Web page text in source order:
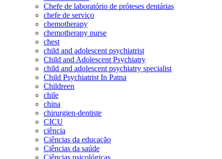
Chefe de laboratório de próteses dentárias
chefe de serviço
chemotherapy
chemotherapy nurse
chest
child and adolescent psychiatrist
Child and Adolescent Psychiatry
child and adolescent psychiatry specialist
Child Psychiatrist In Patna
Childreen
chile
china
chirurgien-dentiste
CICU
ciência
Ciências da educação
Ciências da saúde
Ciências psicológicas